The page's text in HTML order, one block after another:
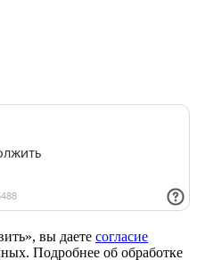
вы даете согласие
Подробнее об обработке